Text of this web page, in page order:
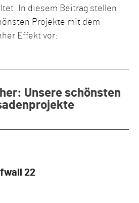
In diesem Beitrag stellen
Projekte mit dem
Effekt vor:
Unsere schönsten
22